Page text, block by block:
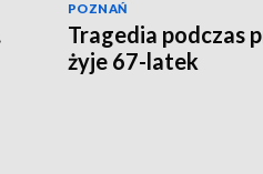
POZNAŃ
Tragedia podczas
żyje 67-latek